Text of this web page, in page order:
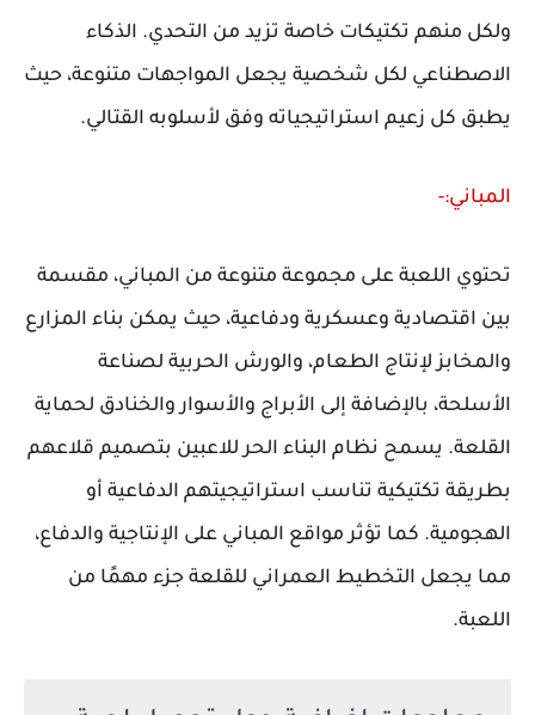
ولكل منهم تكتيكات خاصة تزيد من التحدي. الذكاء
الاصطناعي لكل شخصية يجعل المواجهات متنوعة، حيث
يطبق كل زعيم استراتيجياته وفق لأسلوبه القتالي.
المباني:-
تحتوي اللعبة على مجموعة متنوعة من المباني، مقسمة
بين اقتصادية وعسكرية ودفاعية، حيث يمكن بناء المزارع
والمخابز لإنتاج الطعام، والورش الحربية لصناعة
الأسلحة، بالإضافة إلى الأبراج والأسوار والخنادق لحماية
القلعة. يسمح نظام البناء الحر للاعبين بتصميم قلاعهم
بطريقة تكتيكية تناسب استراتيجيتهم الدفاعية أو
الهجومية. كما تؤثر مواقع المباني على الإنتاجية والدفاع،
مما يجعل التخطيط العمراني للقلعة جزء مهمًا من
اللعبة.